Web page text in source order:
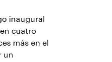
inaugural
cuatro
más en el
un